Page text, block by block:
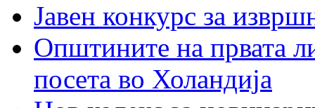
Јавен конкурс за
Општините на првата
посета во Холандија